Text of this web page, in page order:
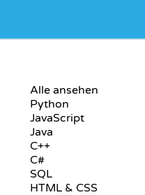
Alle ansehen
Python
JavaScript
Java
C++
C#
SQL
HTML & CSS